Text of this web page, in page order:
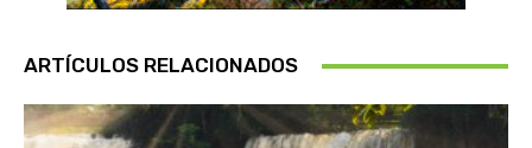
ARTÍCULOS RELACIONADOS